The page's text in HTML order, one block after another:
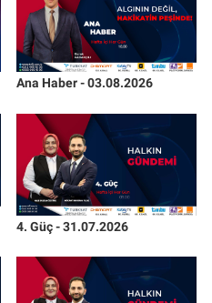
Ana Haber - 03.08.2026
4. Güç - 31.07.2026